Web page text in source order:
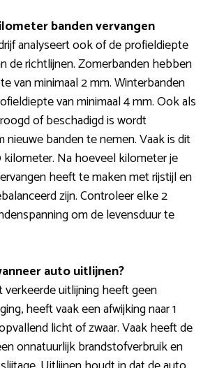
banden vervangen
analyseert ook of de profieldiepte
de richtlijnen. Zomerbanden hebben
van minimaal 2 mm. Winterbanden
van minimaal 4 mm. Ook als
of beschadigd is wordt
nieuwe banden te nemen. Vaak is dit
kilometer. Na hoeveel kilometer je
heeft te maken met rijstijl en
zijn. Controleer elke 2
om de levensduur te
auto uitlijnen?
verkeerde uitlijning heeft geen
heeft vaak een afwijking naar 1
licht of zwaar. Vaak heeft de
onnatuurlijk brandstofverbruik en